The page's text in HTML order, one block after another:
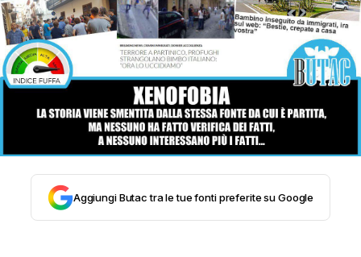
SALUTE E MEDICINA
STORIA E CITAZIONI
INTRATTENIMENTO
COMPLOTTI, LEGGENDE URBANE ED
Aggiungi Butac tra le tue fonti preferite su Google